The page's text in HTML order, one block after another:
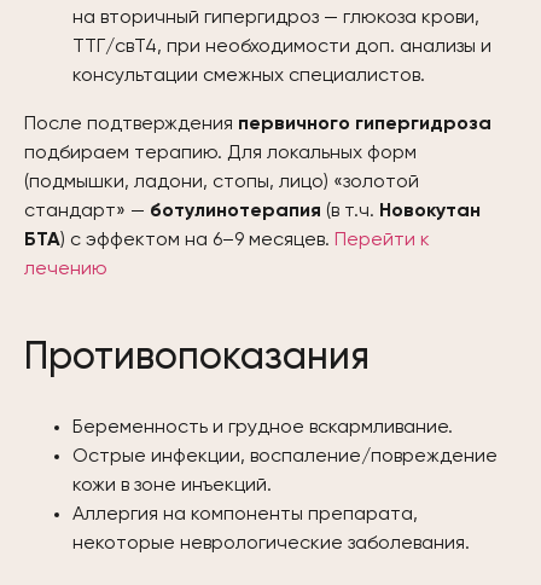
на вторичный гипергидроз — глюкоза крови,
ТТГ/свТ4, при необходимости доп. анализы и
консультации смежных специалистов.
После подтверждения первичного гипергидроза
подбираем терапию. Для локальных форм
(подмышки, ладони, стопы, лицо) «золотой
стандарт» — ботулинотерапия (в т.ч. Новокутан
БТА) с эффектом на 6–9 месяцев.
Перейти к
лечению
Противопоказания
Беременность и грудное вскармливание.
Острые инфекции, воспаление/повреждение
кожи в зоне инъекций.
Аллергия на компоненты препарата,
некоторые неврологические заболевания.